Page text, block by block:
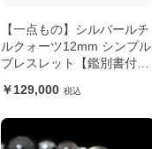
【一点もの】シルバールチ
ルクォーツ12mm シンプル
ブレスレット【鑑別書付
129,000